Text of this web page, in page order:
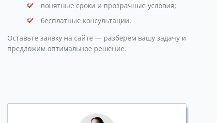
понятные сроки и прозрачные условия;
бесплатные консультации.
Оставьте заявку на сайте — разберём вашу задачу и
предложим оптимальное решение.